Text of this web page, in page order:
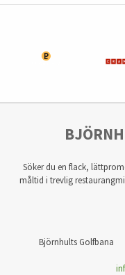
Söker du en flack,
måltid i trevlig
Björnhults